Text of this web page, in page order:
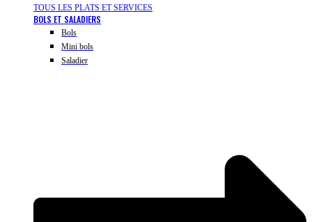
TOUS LES PLATS ET SERVICES
BOLS ET SALADIERS
Bols
Mini bols
Saladier